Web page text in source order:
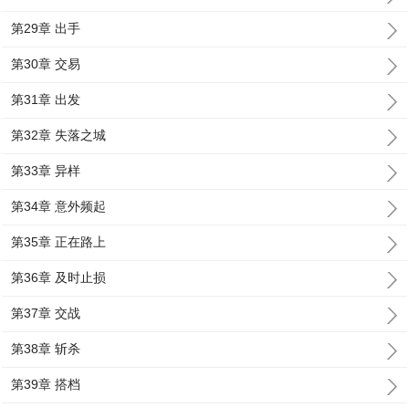
第29章 出手
第30章 交易
第31章 出发
第32章 失落之城
第33章 异样
第34章 意外频起
第35章 正在路上
第36章 及时止损
第37章 交战
第38章 斩杀
第39章 搭档